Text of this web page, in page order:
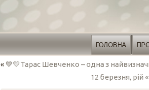
ГОЛОВНА
« 💙💛Тарас Шевченко – одна з
12 березня, рій